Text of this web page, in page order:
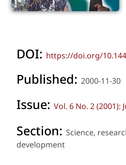
DOI: https://doi.org/
Published: 2000-11-30
Issue: Vol. 6 No. 2 (2001):
Section: Science,
development